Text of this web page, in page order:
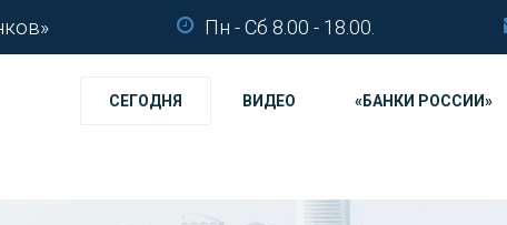
Пн - Сб 8.00 - 18.00.
СЕГОДНЯ ВИДЕО «БАНКИ РОССИИ»